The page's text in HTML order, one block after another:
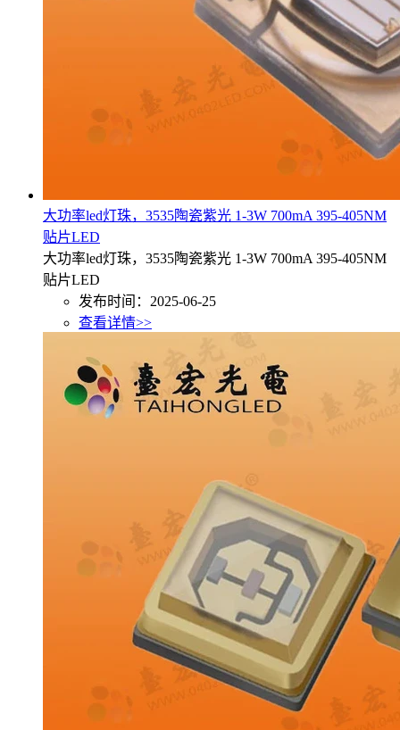
大功率led灯珠，3535陶瓷紫光 1-3W 700mA 395-405NM
贴片LED
大功率led灯珠，3535陶瓷紫光 1-3W 700mA 395-405NM
贴片LED
发布时间：2025-06-25
查看详情>>